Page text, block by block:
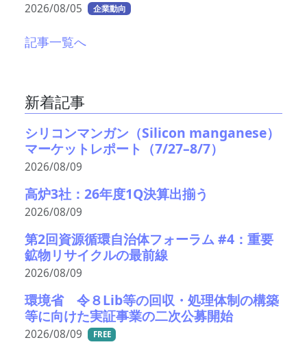
2026/08/05 企業動向
記事一覧へ
新着記事
シリコンマンガン（Silicon manganese）
マーケットレポート（7/27–8/7）
2026/08/09
高炉3社：26年度1Q決算出揃う
2026/08/09
第2回資源循環自治体フォーラム #4：重要
鉱物リサイクルの最前線
2026/08/09
環境省 令８Lib等の回収・処理体制の構築
等に向けた実証事業の二次公募開始
2026/08/09 FREE